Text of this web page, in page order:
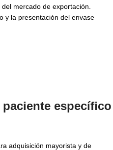
mercado de exportación.
y la presentación del envase
específico
adquisición mayorista y de